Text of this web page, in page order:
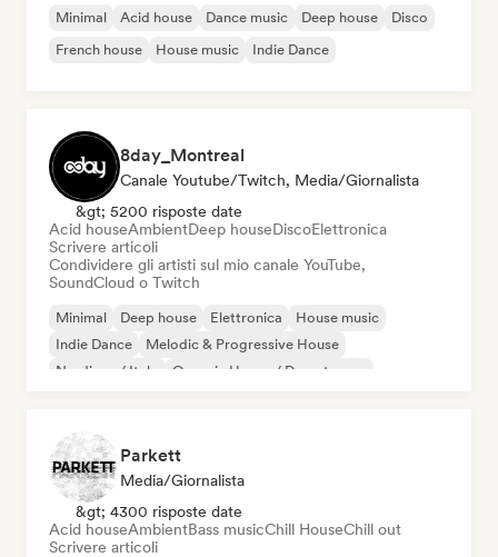
Minimal Acid house Dance music Deep house
Disco
French house
House music Indie Dance
8day_Montreal
Canale Youtube/Twitch, Media/Giornalista
&gt; 5200 risposte date
Acid houseAmbientDeep houseDiscoElettronica
Scrivere articoli
Condividere gli artisti sul mio canale YouTube,
SoundCloud o Twitch
Minimal Deep house Elettronica
House music
Indie Dance
Melodic & Progressive House
Nu-disco / Italo
Organic House / Downtempo
Parkett
Media/Giornalista
&gt; 4300 risposte date
Acid houseAmbientBass musicChill HouseChill out
Scrivere articoli